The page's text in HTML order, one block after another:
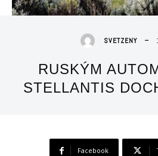
SVETZENY
RUSKÝM
STELLANTIS
Facebook